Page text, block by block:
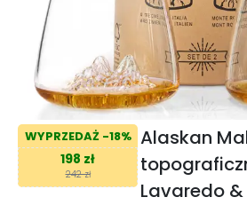
WYPRZEDAŻ -18%
198 zł
242 zł
Alaskan
Lavaredo